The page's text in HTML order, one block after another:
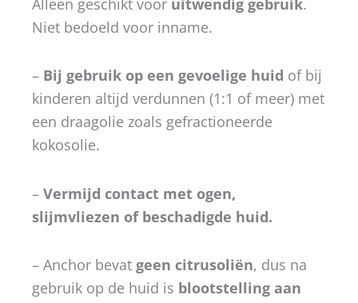
Niet bedoeld voor inname.
– Bij gebruik op een gevoelige huid of bij
kinderen altijd verdunnen (1:1 of meer) met
een draagolie zoals gefractioneerde
kokosolie.
– Vermijd contact met ogen,
slijmvliezen of beschadigde huid.
– Anchor bevat geen citrusoliën, dus na
gebruik op de huid is blootstelling aan